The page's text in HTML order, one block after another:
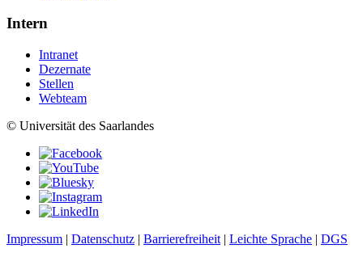
Intern
Intranet
Dezernate
Stellen
Webteam
© Universität des Saarlandes
Impressum | Datenschutz | Barrierefreiheit | Leichte Sprache | DGS